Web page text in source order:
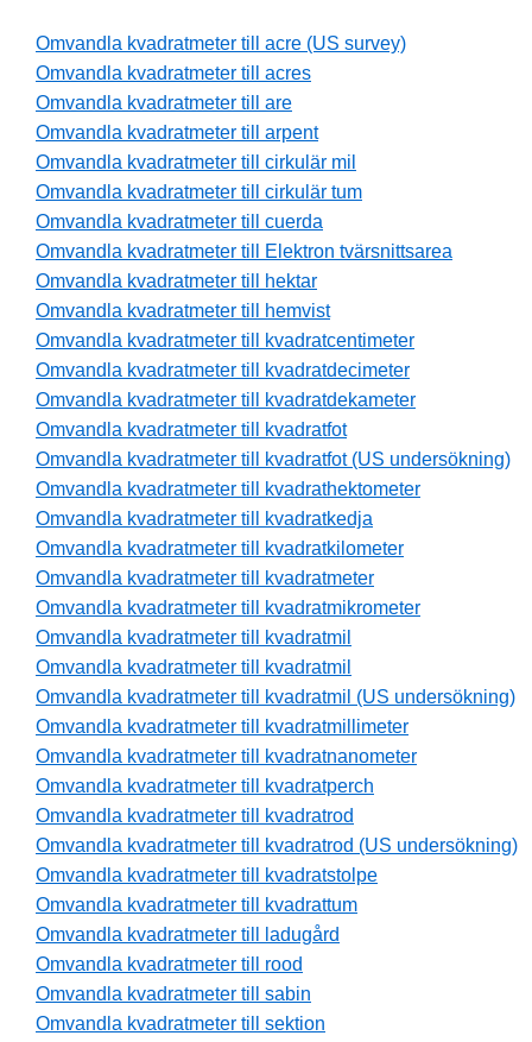
Omvandla kvadratmeter till acre (US survey)
Omvandla kvadratmeter till acres
Omvandla kvadratmeter till are
Omvandla kvadratmeter till arpent
Omvandla kvadratmeter till cirkulär mil
Omvandla kvadratmeter till cirkulär tum
Omvandla kvadratmeter till cuerda
Omvandla kvadratmeter till Elektron tvärsnittsarea
Omvandla kvadratmeter till hektar
Omvandla kvadratmeter till hemvist
Omvandla kvadratmeter till kvadratcentimeter
Omvandla kvadratmeter till kvadratdecimeter
Omvandla kvadratmeter till kvadratdekameter
Omvandla kvadratmeter till kvadratfot
Omvandla kvadratmeter till kvadratfot (US undersökning)
Omvandla kvadratmeter till kvadrathektometer
Omvandla kvadratmeter till kvadratkedja
Omvandla kvadratmeter till kvadratkilometer
Omvandla kvadratmeter till kvadratmeter
Omvandla kvadratmeter till kvadratmikrometer
Omvandla kvadratmeter till kvadratmil
Omvandla kvadratmeter till kvadratmil
Omvandla kvadratmeter till kvadratmil (US undersökning)
Omvandla kvadratmeter till kvadratmillimeter
Omvandla kvadratmeter till kvadratnanometer
Omvandla kvadratmeter till kvadratperch
Omvandla kvadratmeter till kvadratrod
Omvandla kvadratmeter till kvadratrod (US undersökning)
Omvandla kvadratmeter till kvadratstolpe
Omvandla kvadratmeter till kvadrattum
Omvandla kvadratmeter till ladugård
Omvandla kvadratmeter till rood
Omvandla kvadratmeter till sabin
Omvandla kvadratmeter till sektion